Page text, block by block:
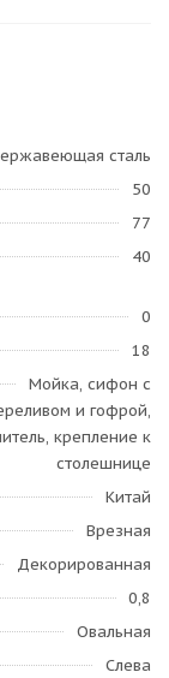
сталь
50
77
40
0
18
Мойка, сифон с
и гофрой,
крепление к
столешнице
Китай
Врезная
Декорированная
0,8
Овальная
Слева